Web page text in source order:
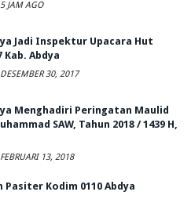
5 JAM AGO
Jadi Inspektur Upacara Hut
Kab. Abdya
DESEMBER 30, 2017
Menghadiri Peringatan Maulid
SAW, Tahun 2018 / 1439 H,
FEBRUARI 13, 2018
Pasiter Kodim 0110 Abdya